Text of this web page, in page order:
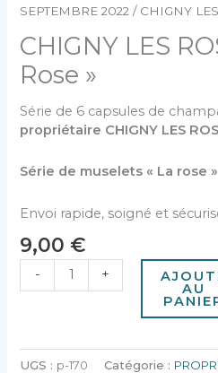
SEPTEMBRE 2022 / CHIGNY
CHIGNY LES
Rose »
Série de 6 capsules de
propriétaire CHIGNY LES
Série de muselets « La rose »
Envoi rapide, soigné et
9,00 €
-
Rose"
+
AU
UGS : p-170 Catégorie :